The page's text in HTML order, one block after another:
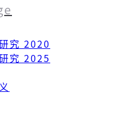
究 2020
究 2025